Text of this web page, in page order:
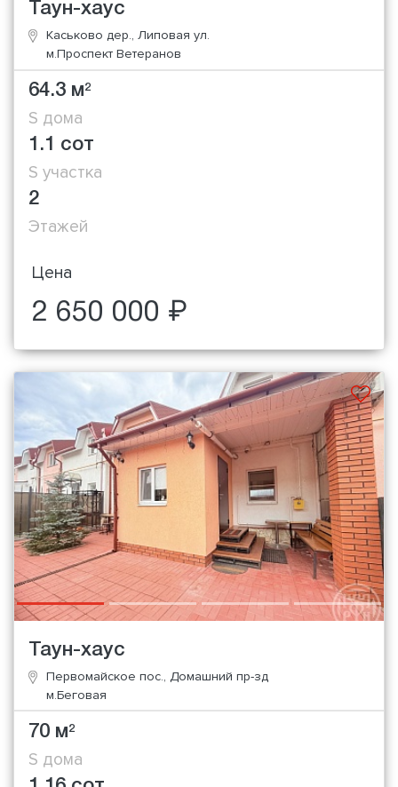
Таун-хаус
Каськово дер., Липовая ул.
м.Проспект Ветеранов
64.3 м2
S дома
1.1 сот
S участка
2
Этажей
Цена
2 650 000 ₽
Таун-хаус
Первомайское пос., Домашний пр-зд
м.Беговая
70 м2
S дома